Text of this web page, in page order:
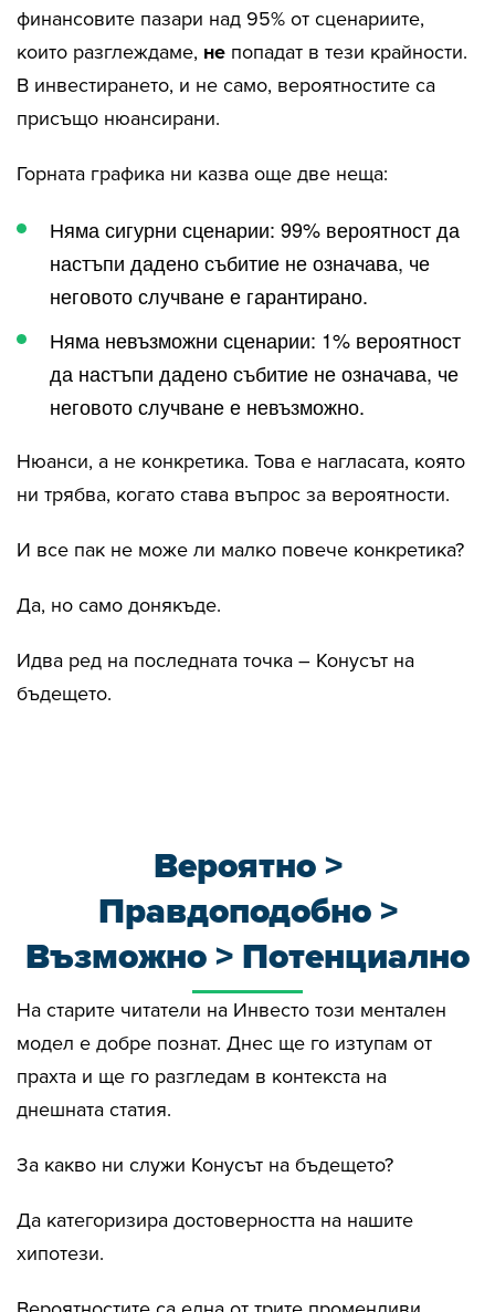
финансовите пазари над 95% от сценариите,
които разглеждаме, не попадат в тези крайности.
В инвестирането, и не само, вероятностите са
присъщо нюансирани.
Горната графика ни казва още две неща:
Няма сигурни сценарии: 99% вероятност да
настъпи дадено събитие не означава, че
неговото случване е гарантирано.
Няма невъзможни сценарии: 1% вероятност
да настъпи дадено събитие не означава, че
неговото случване е невъзможно.
Нюанси, а не конкретика. Това е нагласата, която
ни трябва, когато става въпрос за вероятности.
И все пак не може ли малко повече конкретика?
Да, но само донякъде.
Идва ред на последната точка – Конусът на
бъдещето.
Вероятно >
Правдоподобно >
Възможно > Потенциално
На старите читатели на Инвесто този ментален
модел е добре познат. Днес ще го изтупам от
прахта и ще го разгледам в контекста на
днешната статия.
За какво ни служи Конусът на бъдещето?
Да категоризира достоверността на нашите
хипотези.